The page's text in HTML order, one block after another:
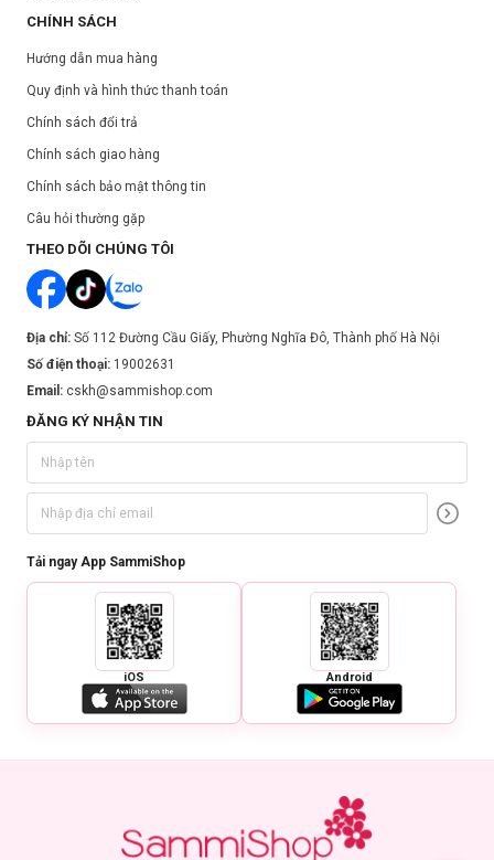
CHÍNH SÁCH
Hướng dẫn mua hàng
Quy định và hình thức thanh toán
Chính sách đổi trả
Chính sách giao hàng
Chính sách bảo mật thông tin
Câu hỏi thường gặp
THEO DÕI CHÚNG TÔI
Địa chỉ: Số 112 Đường Cầu Giấy, Phường Nghĩa Đô, Thành phố Hà Nội
Số điện thoại: 19002631
Email: cskh@sammishop.com
ĐĂNG KÝ NHẬN TIN
Tải ngay App SammiShop
iOS Android